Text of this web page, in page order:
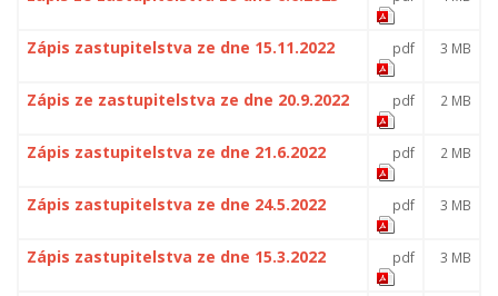
Zápis zastupitelstva ze dne 15.11.2022 pdf 3 MB
Zápis ze zastupitelstva ze dne 20.9.2022 pdf 2 MB
Zápis zastupitelstva ze dne 21.6.2022 pdf 2 MB
Zápis zastupitelstva ze dne 24.5.2022 pdf 3 MB
Zápis zastupitelstva ze dne 15.3.2022 pdf 3 MB